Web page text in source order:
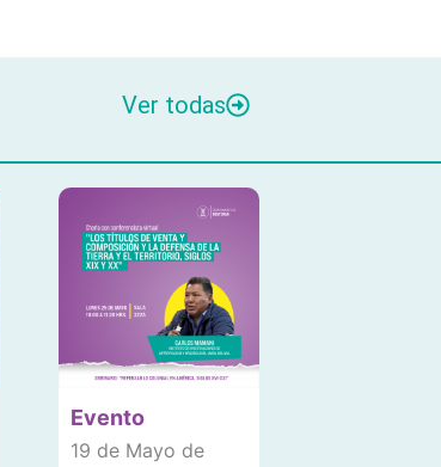
Ver todas
Evento
19 de Mayo de